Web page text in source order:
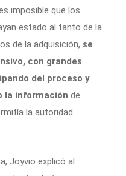
imposible que los
estado al tanto de la
de la adquisición, se
con grandes
del proceso y
la información de
la autoridad
Joyvio explicó al